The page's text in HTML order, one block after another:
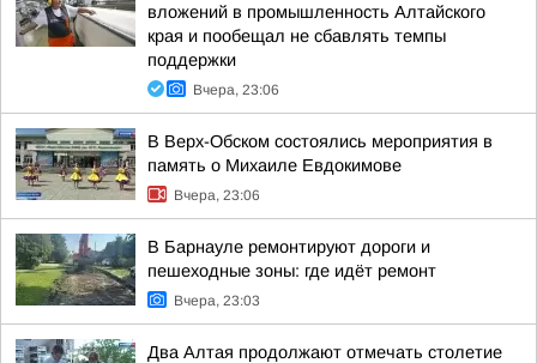
вложений в промышленность Алтайского
края и пообещал не сбавлять темпы
поддержки
Вчера, 23:06
В Верх-Обском состоялись мероприятия в
память о Михаиле Евдокимове
Вчера, 23:06
В Барнауле ремонтируют дороги и
пешеходные зоны: где идёт ремонт
Вчера, 23:03
Два Алтая продолжают отмечать столетие